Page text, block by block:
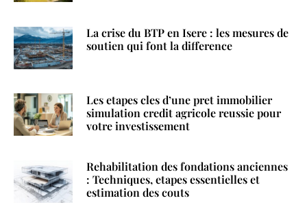
La crise du BTP en Isere : les mesures de
soutien qui font la difference
Les etapes cles d’une pret immobilier
simulation credit agricole reussie pour
votre investissement
Rehabilitation des fondations anciennes
: Techniques, etapes essentielles et
estimation des couts